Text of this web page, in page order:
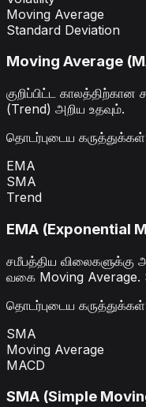
Moving Average
Standard Deviation
Moving Average
குறிப்பிட்ட
(Trend) அறிய உதவும்.
தொடர்புடைய கருத்துக்கள்
EMA
SMA
Trend
EMA (Exponential
சமீபத்திய விலைகளுக்கு
வகை Moving Average.
தொடர்புடைய கருத்துக்கள்
SMA
Moving Average
MACD
SMA (Simple